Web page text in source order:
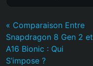
« Comparaison Entre
Snapdragon 8 Gen 2 et
A16 Bionic : Qui
S’impose ?